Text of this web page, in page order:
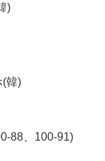
)
韓)
88、100-91)